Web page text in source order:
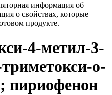
информация об
о свойствах, которые
продукте.
4-метил-3-
о-
пириофенон